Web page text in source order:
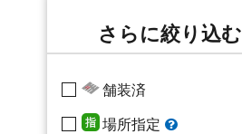
さらに絞り込む
舗装済
場所指定